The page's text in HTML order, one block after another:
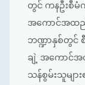
တွင် ကနဦးစီမံ
အကောင်အထည်
ဘဏ္ဍာနှစ်တွင်
ချဲ့ အကောင်အ
သန်စွမ်းသူမျ